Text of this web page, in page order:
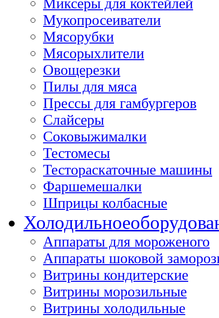
Мукопросеиватели
Мясорубки
Мясорыхлители
Овощерезки
Пилы для мяса
Прессы для гамбургеров
Слайсеры
Соковыжималки
Тестомесы
Тестораскаточные машины
Фаршемешалки
Шприцы колбасные
Холодильное
Аппараты для мороженого
Аппараты шоковой
Витрины кондитерские
Витрины морозильные
Витрины холодильные